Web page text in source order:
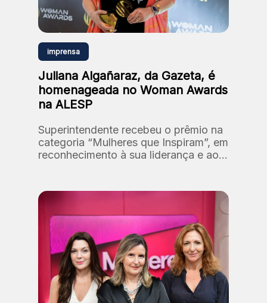
imprensa
Juliana Algañaraz, da Gazeta, é
homenageada no Woman Awards
na ALESP
Superintendente recebeu o prêmio na
categoria “Mulheres que Inspiram”, em
reconhecimento à sua liderança e ao